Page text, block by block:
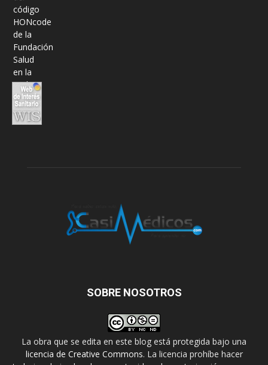
SOBRE NOSOTROS
La obra que se edita en este blog está protegida bajo una
licencia de Creative Commons. La licencia prohíbe hacer